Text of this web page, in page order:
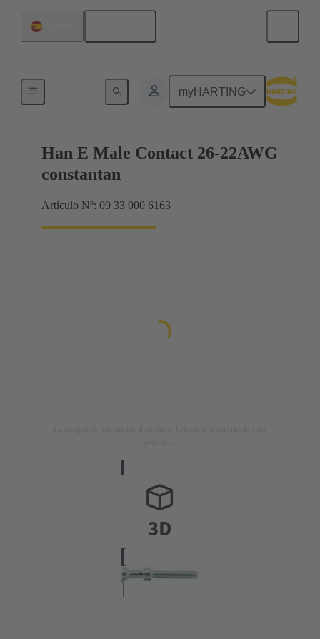
myHARTING
Han E Male Contact 26-22AWG
constantan
Artículo Nº: 09 33 000 6163